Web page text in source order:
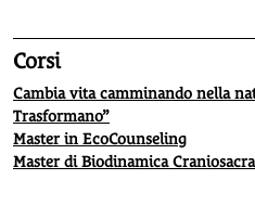
Corsi
Cambia vita camminando nella
Trasformano”
Master in EcoCounseling
Master di Biodinamica